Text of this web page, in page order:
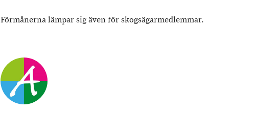
Förmånerna lämpar sig även för skogsägarmedlemmar.